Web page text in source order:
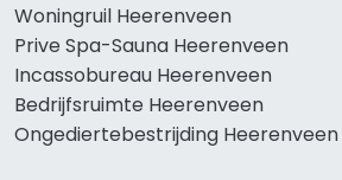
Woningruil Heerenveen
Prive Spa-Sauna Heerenveen
Incassobureau Heerenveen
Bedrijfsruimte Heerenveen
Ongediertebestrijding Heerenveen